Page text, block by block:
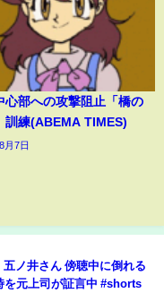
心部への攻撃阻止「橋の
訓練(ABEMA TIMES)
月7日
五ノ井さん 傍聴中に倒れる
“強制わいせつ”事件当時を元上司が証言中 #shorts